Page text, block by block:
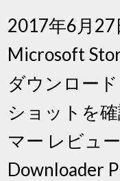
2017年6月27
Microsoft
ダウンロー
ショットを
マー レビュ
Downloader